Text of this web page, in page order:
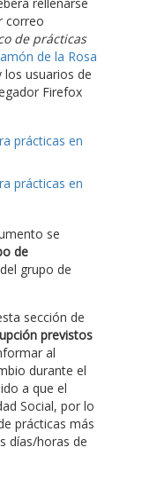
correo
de prácticas
de la Rosa
los usuarios de
Firefox
prácticas en
prácticas en
se
de
grupo de
sección de
previstos
al
durante el
a que el
Social, por lo
prácticas más
días/horas de